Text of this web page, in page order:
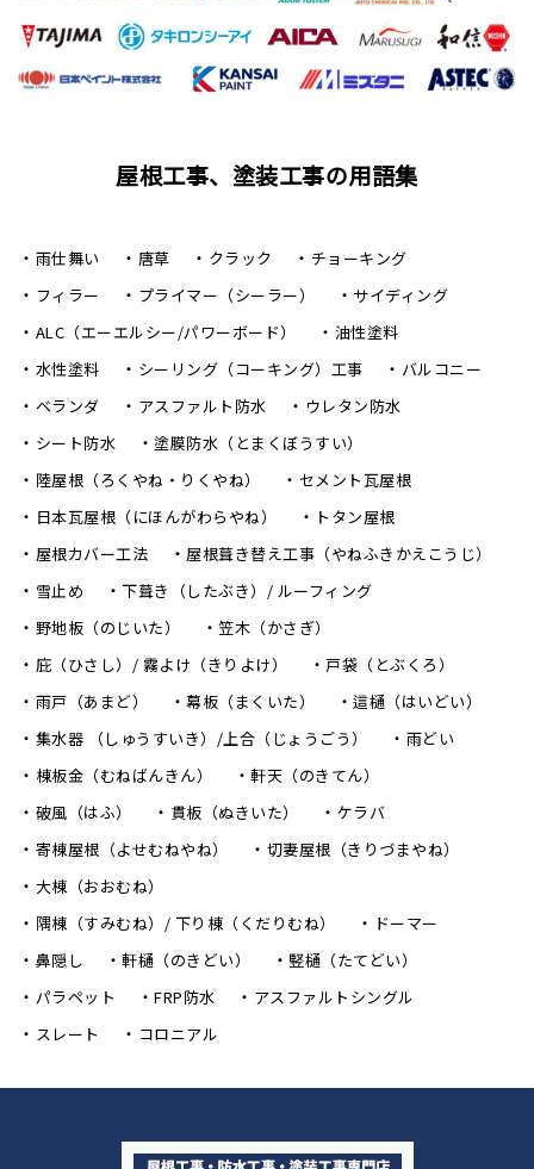
屋根工事、塗装工事の用語集
雨仕舞い 唐草 クラック
チョーキング
フィラー
プライマー（シーラー）
サイディング
ALC（エーエルシー/パワーボード）
油性塗料
水性塗料
シーリング（コーキング）工事
バルコニー
ベランダ
アスファルト防水
ウレタン防水
シート防水
塗膜防水（とまくぼうすい）
陸屋根（ろくやね・りくやね）
セメント瓦屋根
日本瓦屋根（にほんがわらやね）
トタン屋根
屋根カバー工法
屋根葺き替え工事（やねふきかえこうじ）
雪止め
下葺き（したぶき）/ ルーフィング
野地板（のじいた）
笠木（かさぎ）
庇（ひさし）/ 霧よけ（きりよけ）
戸袋（とぶくろ）
雨戸（あまど）
幕板（まくいた）
這樋（はいどい）
集水器 （しゅうすいき）/上合（じょうごう）
雨どい
棟板金（むねばんきん）
軒天（のきてん）
破風（はふ）
貫板（ぬきいた）
ケラバ
寄棟屋根（よせむねやね）
切妻屋根（きりづまやね）
大棟（おおむね）
隅棟（すみむね）/ 下り棟（くだりむね）
ドーマー
鼻隠し
軒樋（のきどい）
竪樋（たてどい）
パラペット
FRP防水
アスファルトシングル
スレート
コロニアル